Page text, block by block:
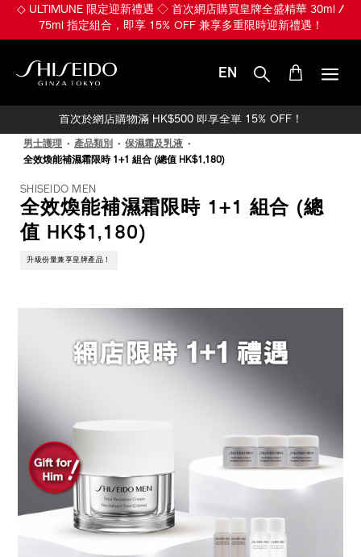
◇ ULTIMUNE 限定迎新禮遇 ◇ 首次網店購買皇牌全盛精華 30ml /
75ml 指定組合，即享 15% OFF 兼享多重限時迎新禮遇！
EN
首次於網店購物滿 HK$500 即享全單 15% OFF！
男士護理 產品類別
保濕霜及乳液
全效煥能補濕霜限時 1+1 組合 (總值 HK$1,180)
SHISEIDO MEN
全效煥能補濕霜限時 1+1 組合 (總
值 HK$1,180)
升級份量兼享皇牌產品！